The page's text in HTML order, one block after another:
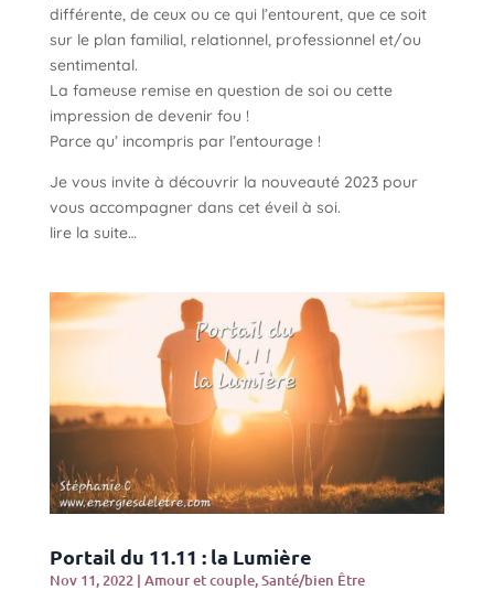
différente, de ceux ou ce qui l’entourent, que ce soit
sur le plan familial, relationnel, professionnel et/ou
sentimental.
La fameuse remise en question de soi ou cette
impression de devenir fou !
Parce qu’ incompris par l’entourage !
Je vous invite à découvrir la nouveauté 2023 pour
vous accompagner dans cet éveil à soi.
lire la suite…
Portail du 11.11 : la Lumière
Nov 11, 2022| Amour et couple,Santé/bien Être